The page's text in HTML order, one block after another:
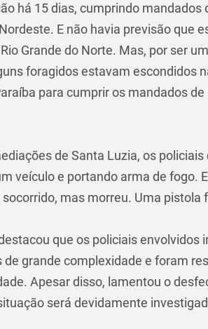
há 15 dias, cumprindo mandados
E não havia previsão que
Grande do Norte. Mas, por ser
foragidos estavam escondidos
para cumprir os mandados de
de Santa Luzia, os
veículo e portando arma de fogo.
mas morreu. Uma pistola
que os policiais envolvidos
grande complexidade e foram
Apesar disso, lamentou o
será devidamente